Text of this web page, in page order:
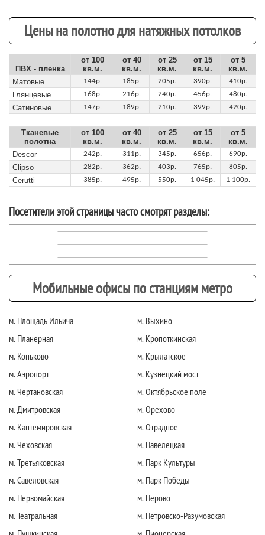
Цены на полотно для натяжных потолков
ПВХ - пленка
от 100
кв.м.
от 40
кв.м.
от 25
кв.м.
от 15
кв.м.
от 5
кв.м.
Матовые
144р. 185р. 205р. 390р. 410р.
Глянцевые 168р. 216р. 240р. 456р. 480р.
Сатиновые 147р. 189р. 210р. 399р. 420р.
Тканевые
полотна
от 100
кв.м.
от 40
кв.м.
от 25
кв.м.
от 15
кв.м.
от 5
кв.м.
Descor
242р. 311р. 345р. 656р. 690р.
Clipso 282р. 362р. 403р. 765р. 805р.
Cerutti 385р. 495р. 550р. 1 045р. 1 100р.
Посетители этой страницы часто смотрят разделы:
Мобильные офисы по станциям метро
м. Площадь Ильича
м. Планерная
м. Коньково
м. Аэропорт
м. Чертановская
м. Дмитровская
м. Кантемировская
м. Чеховская
м. Третьяковская
м. Савеловская
м. Первомайская
м. Театральная
м. Выхино
м. Кропоткинская
м. Крылатское
м. Кузнецкий мост
м. Октябрьское поле
м. Орехово
м. Отрадное
м. Павелецкая
м. Парк Культуры
м. Парк Победы
м. Перово
м. Петровско-Разумовская